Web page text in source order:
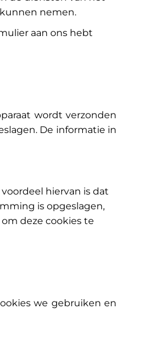
nemen.
aan ons hebt
wordt verzonden
De informatie in
hiervan is dat
is opgeslagen,
deze cookies te
we gebruiken en